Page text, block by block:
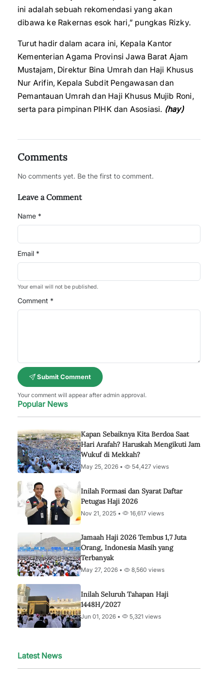
ini adalah sebuah rekomendasi yang akan
dibawa ke Rakernas esok hari,” pungkas Rizky.
Turut hadir dalam acara ini, Kepala Kantor
Kementerian Agama Provinsi Jawa Barat Ajam
Mustajam, Direktur Bina Umrah dan Haji Khusus
Nur Arifin, Kepala Subdit Pengawasan dan
Pemantauan Umrah dan Haji Khusus Mujib Roni,
serta para pimpinan PIHK dan Asosiasi. (hay)
Comments
No comments yet. Be the first to comment.
Leave a Comment
Name *
Email *
Your email will not be published.
Comment *
Submit Comment
Your comment will appear after admin approval.
Popular News
Kapan Sebaiknya Kita Berdoa Saat
Hari Arafah? Haruskah Mengikuti Jam
Wukuf di Mekkah?
May 25, 2026 • 54,427 views
Inilah Formasi dan Syarat Daftar
Petugas Haji 2026
Nov 21, 2025 • 16,617 views
Jamaah Haji 2026 Tembus 1,7 Juta
Orang, Indonesia Masih yang
Terbanyak
May 27, 2026 • 8,560 views
Inilah Seluruh Tahapan Haji
1448H/2027
Jun 01, 2026 • 5,321 views
Latest News